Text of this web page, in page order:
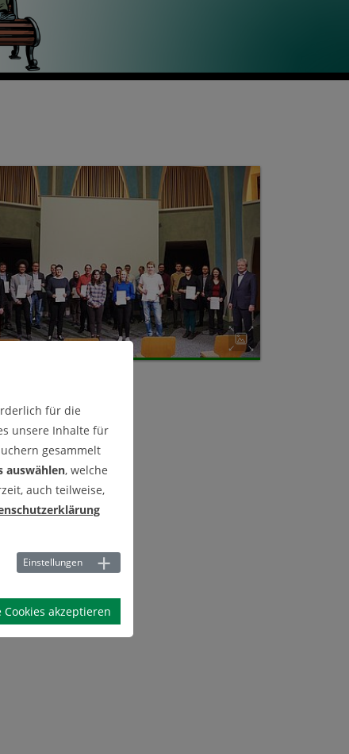
für die
unsere Inhalte für
gesammelt
auswählen, welche
auch teilweise,
Einstellungen
Cookies akzeptieren